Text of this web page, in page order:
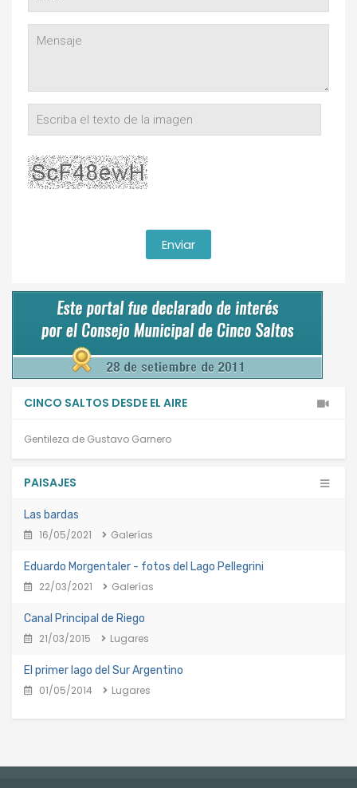
CINCO SALTOS DESDE EL AIRE
Gentileza de Gustavo Garnero
PAISAJES
Las bardas
16/05/2021
Galerías
Eduardo Morgentaler - fotos del Lago Pellegrini
22/03/2021
Galerías
Canal Principal de Riego
21/03/2015
Lugares
El primer lago del Sur Argentino
01/05/2014
Lugares